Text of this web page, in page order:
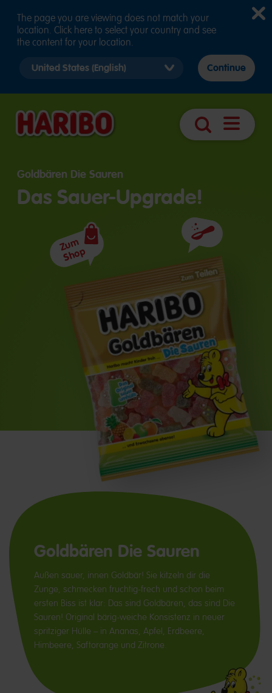
Suche
Goldbären Die Sauren
Das Sauer-Upgrade!
Zutaten
Zum
Shop
Goldbären Die Sauren
Außen sauer, innen Goldbär! Sie kitzeln dir die
Zunge, schmecken fruchtig-frech und schon beim
ersten Biss ist klar: Das sind Goldbären, das sind Die
Sauren! Original bärig-weiche Konsistenz in neuer
spritziger Hülle – in Ananas, Apfel, Erdbeere,
Himbeere, Saftorange und Zitrone.
The page you are viewing does not match your
location. Click here to select your country and see
the content for your location.
country
Continue